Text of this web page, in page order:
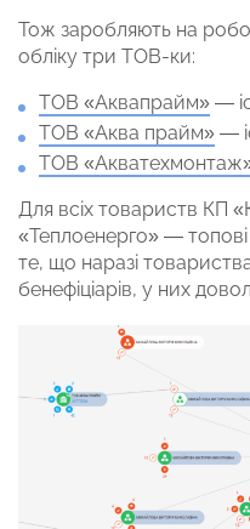
Тож заробляють на
обліку три ТОВ-ки:
ТОВ «Аквапрайм» —
ТОВ «Аква прайм» —
ТОВ
Для всіх товариств КП
«Теплоенерго» —
те, що наразі
бенефіціарів, у них